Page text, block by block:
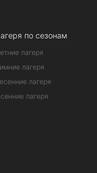
по сезонам
лагеря
лагеря
лагеря
лагеря